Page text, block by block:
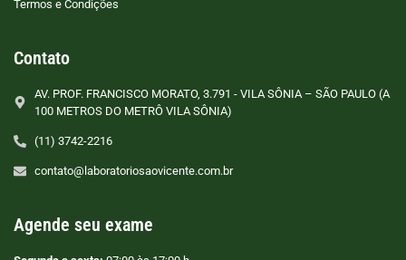
Termos e Condições
Contato
AV. PROF. FRANCISCO MORATO, 3.791 - VILA SÔNIA – SÃO PAULO (A
100 METROS DO METRÔ VILA SÔNIA)
(11) 3742-2216
contato@laboratoriosaovicente.com.br
Agende seu exame